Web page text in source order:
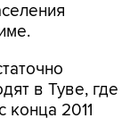
в Туве, где
конца 2011